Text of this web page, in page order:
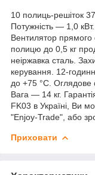
10 полиць-решіток
Потужність — 1,0
Вентилятор
полицю до 0,5 кг
неіржавка сталь.
керування. 12-
до +75 °C. Оглядове
Вага — 14 кг.
FK03 в Україні, Ви
"Enjoy-Trade", або
Приховати